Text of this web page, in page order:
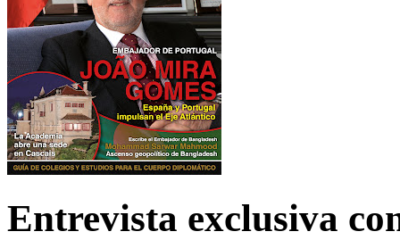
Entrevista exclusiva